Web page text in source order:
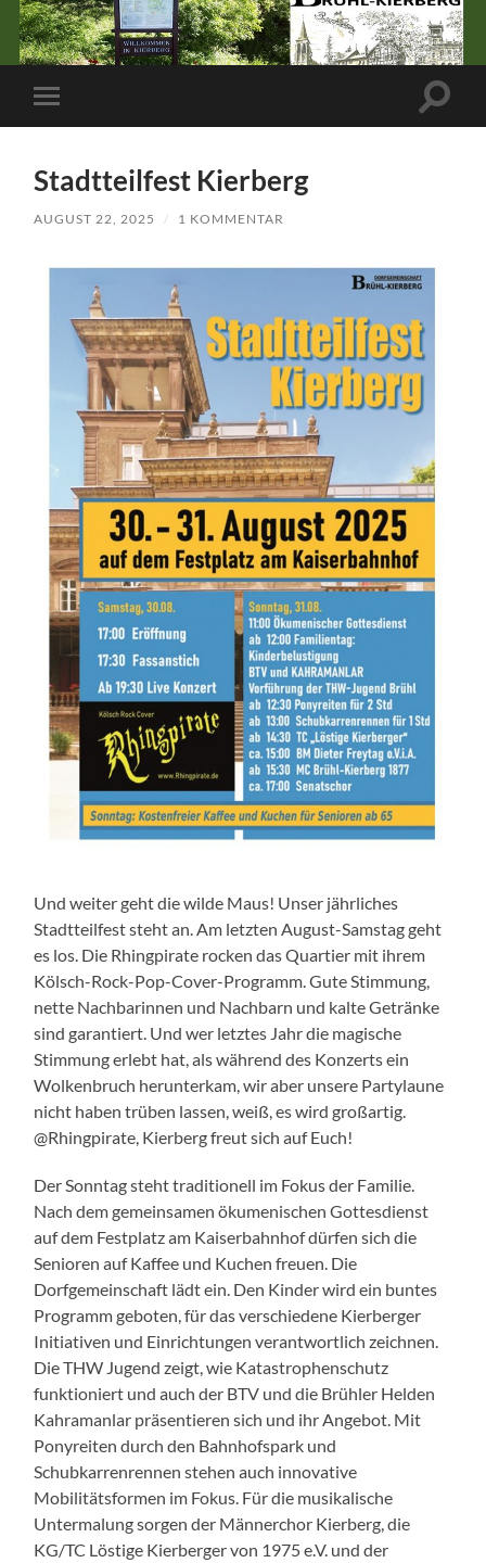
Mobile-
Menü
Stadtteilfest Kierberg
AUGUST 22, 2025 / 1 KOMMENTAR
Und weiter geht die wilde Maus! Unser jährliches
Stadtteilfest steht an. Am letzten August-Samstag geht
es los. Die Rhingpirate rocken das Quartier mit ihrem
Kölsch-Rock-Pop-Cover-Programm. Gute Stimmung,
nette Nachbarinnen und Nachbarn und kalte Getränke
sind garantiert. Und wer letztes Jahr die magische
Stimmung erlebt hat, als während des Konzerts ein
Wolkenbruch herunterkam, wir aber unsere Partylaune
nicht haben trüben lassen, weiß, es wird großartig.
@Rhingpirate, Kierberg freut sich auf Euch!
Der Sonntag steht traditionell im Fokus der Familie.
Nach dem gemeinsamen ökumenischen Gottesdienst
auf dem Festplatz am Kaiserbahnhof dürfen sich die
Senioren auf Kaffee und Kuchen freuen. Die
Dorfgemeinschaft lädt ein. Den Kinder wird ein buntes
Programm geboten, für das verschiedene Kierberger
Initiativen und Einrichtungen verantwortlich zeichnen.
Die THW Jugend zeigt, wie Katastrophenschutz
funktioniert und auch der BTV und die Brühler Helden
Kahramanlar präsentieren sich und ihr Angebot. Mit
Ponyreiten durch den Bahnhofspark und
Schubkarrenrennen stehen auch innovative
Mobilitätsformen im Fokus. Für die musikalische
Untermalung sorgen der Männerchor Kierberg, die
KG/TC Löstige Kierberger von 1975 e.V. und der